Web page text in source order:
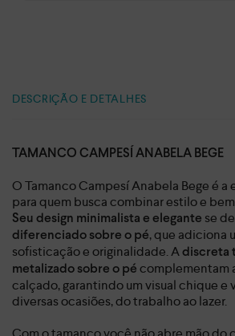
DESCRIÇÃO E DETALHES
TAMANCO CAMPESÍ ANABELA BEGE
O Tamanco Campesí Anabela Bege é
para quem busca combinar estilo e
Seu design minimalista e elegante se
diferenciado sobre o pé, que adiciona
sofisticação e originalidade. A discreta
metalizado sobre o pé complementam
calçado, garantindo um visual chique e
diversas ocasiões, do trabalho ao lazer.